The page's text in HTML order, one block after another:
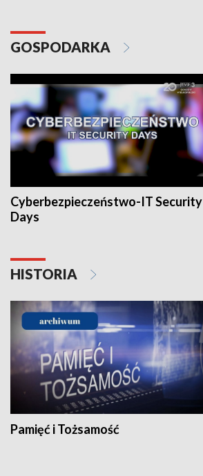
GOSPODARKA
Cyberbezpieczeństwo-IT Security
Days
HISTORIA
Pamięć i Tożsamość